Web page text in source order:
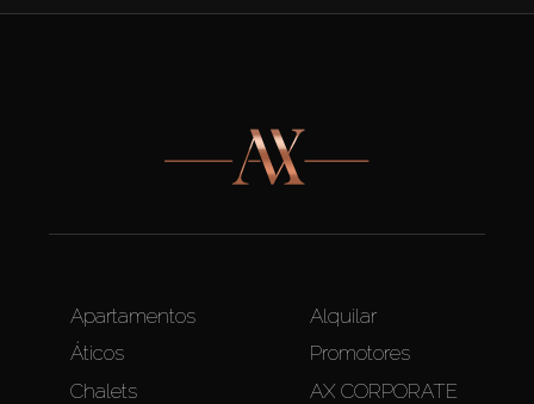
Apartamentos
Áticos
Chalets
Alquilar
Promotores
AX CORPORATE